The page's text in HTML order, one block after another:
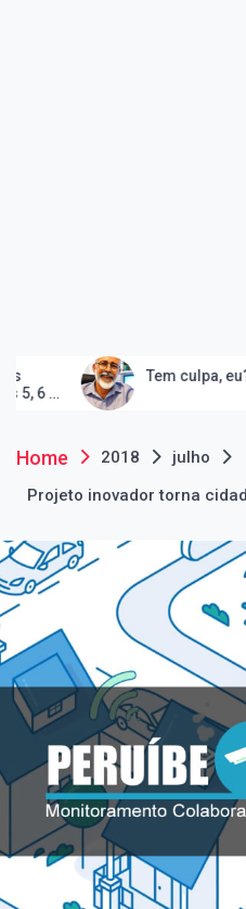
Tem culpa, eu?
Home 2018
julho
Projeto inovador torna